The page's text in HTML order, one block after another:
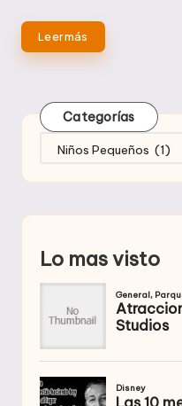
Leer más
Categorías
Lo mas visto